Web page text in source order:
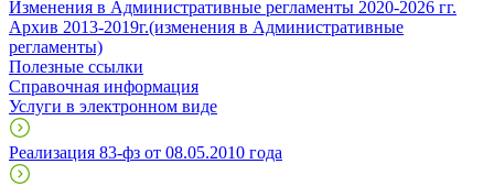
Изменения в Административные регламенты 2020-2026 гг.
Архив 2013-2019г.(изменения в Административные
регламенты)
Полезные ссылки
Справочная информация
Услуги в электронном виде
Реализация 83-фз от 08.05.2010 года